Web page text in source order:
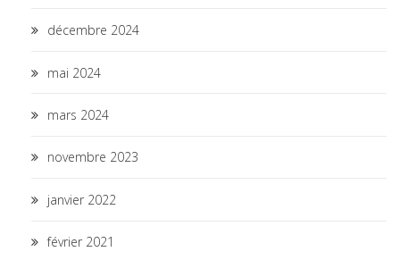
décembre 2024
mai 2024
mars 2024
novembre 2023
janvier 2022
février 2021